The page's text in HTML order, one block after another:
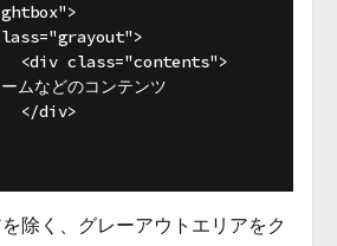
ムなどのコンテンツ
除く、グレーアウトエリアをク